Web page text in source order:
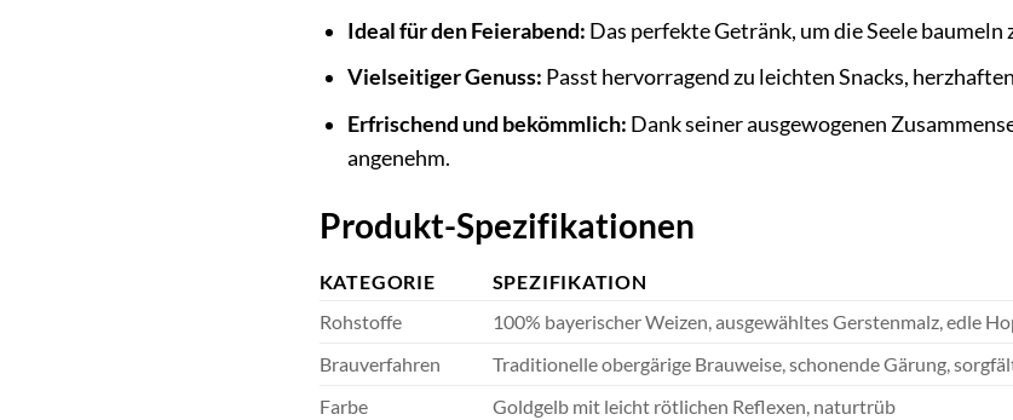
Ideal für den Feierabend: Das perfekte Getränk, um die Seele baumeln
Vielseitiger Genuss: Passt hervorragend zu leichten Snacks,
Erfrischend und bekömmlich: Dank seiner ausgewogenen
angenehm.
Produkt-Spezifikationen
KATEGORIE
SPEZIFIKATION
Rohstoffe
100% bayerischer Weizen, ausgewähltes Gerstenmalz, edle
Brauverfahren
Traditionelle obergärige Brauweise, schonende Gärung,
Farbe
Goldgelb mit leicht rötlichen Reflexen, naturtrüb